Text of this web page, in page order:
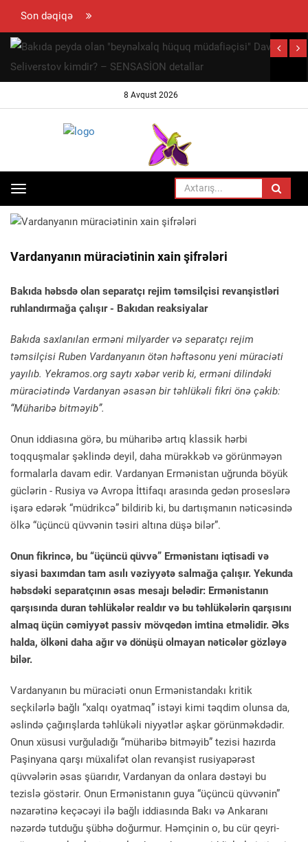
Son dəqiqə
səfəri
8 Avqust 2026
Toggle
navigation
SIYASƏT
Vardanyanın müraciətinin xain şifrələri
Bakıda həbsdə olan separatçı rejim təmsilçisi revanşistləri
ruhlandırmağa çalışır - Bakıdan reaksiyalar
Bakıda saxlanılan erməni milyarder və separatçı rejim
təmsilçisi Ruben Vardanyanın ötən həftəsonu yeni müraciəti
yayılıb. Yekramos.org saytı xəbər verib ki, erməni dilindəki
müraciətində Vardanyan əsasən bir təhlükəli fikri önə çəkib:
“Müharibə bitməyib”.
Onun iddiasına görə, bu müharibə artıq klassik hərbi
toqquşmalar şəklində deyil, daha mürəkkəb və görünməyən
formalarla davam edir. Vardanyan Ermənistan uğrunda böyük
güclərin - Rusiya və Avropa İttifaqı arasında gedən proseslərə
işarə edərək “müdrikcə” bildirib ki, bu dartışmanın nəticəsində
ölkə “üçüncü qüvvənin təsiri altına düşə bilər”.
Onun fikrincə, bu “üçüncü qüvvə” Ermənistanı iqtisadi və
siyasi baxımdan tam asılı vəziyyətə salmağa çalışır. Yekunda
həbsdəki separatçının əsas mesajı belədir: Ermənistanın
qarşısında duran təhlükələr realdır və bu təhlükələrin qarşısını
almaq üçün cəmiyyət passiv mövqedən imtina etməlidir. Əks
halda, ölkəni daha ağır və dönüşü olmayan nəticələr gözləyə
bilər.
Vardanyanın bu müraciəti onun Ermənistandakı kritik
seçkilərlə bağlı “xalqı oyatmaq” istəyi kimi təqdim olunsa da,
əslində çağırışlarda təhlükəli niyyətlər aşkar görünməkdədir.
Onun xüsusi vurğuladığı “müharibə bitməyib” tezisi hazırda
Paşinyana qarşı müxalifət olan revanşist rusiyapərəst
qüvvələrin əsas şüarıdır, Vardanyan da onlara dəstəyi bu
tezislə göstərir. Onun Ermənistanın guya “üçüncü qüvvənin”
nəzarətinə keçəcəyi ilə bağlı iddiasında Bakı və Ankaranı
nəzərdə tutduğu şübhə doğurmur. Həmçinin o, bu cür qeyri-